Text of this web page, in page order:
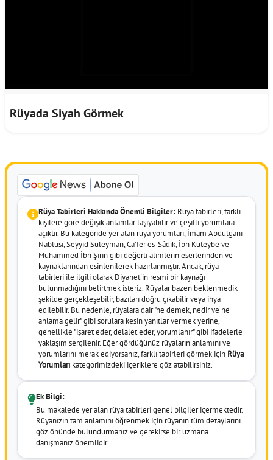
Rüyada Siyah Görmek
Rüya Tabirleri Hakkında Önemli Bilgiler: Rüya tabirleri, farklı
kişilere göre değişik anlamlar taşıyabilir ve çeşitli yorumlara
açıktır. Bu kategoride yer alan rüya yorumları, İmam Abdülgani
Nablusi, Seyyid Süleyman, Ca'fer es-Sâdık, İbn Kuteybe ve
Muhammed İbn Şirin gibi değerli alimlerin eserlerinden ve
kaynaklarından esinlenilerek hazırlanmıştır. Ancak, rüya
tabirleri ile ilgili olarak Diyanet'in resmi bir kaynağı
bulunmadığını belirtmek isteriz. Rüyalar bazen beklenmedik
şekilde gerçekleşebilir, bazıları doğru çıkabilir veya ihya
edilebilir. Bu nedenle, rüyalara dair "ne demek, nedir ve ne
anlama gelir" gibi sorulara kesin yanıtlar vermek yerine,
genellikle "işaret eder, delalet eder, yorumlanır" gibi ifadelerle
yaklaşım sergilenir. Eğer gördüğünüz rüyaların anlamını ve
yorumlarını merak ediyorsanız, farklı tabirleri görmek için Rüya
Yorumları kategorimizdeki içeriklere göz atabilirsiniz.
Ek Bilgi:
Bu makalede yer alan rüya tabirleri genel bilgiler içermektedir.
Rüyanızın tam anlamını öğrenmek için rüyanın tüm detaylarını
göz önünde bulundurmanız ve gerekirse bir uzmana
danışmanız önemlidir.